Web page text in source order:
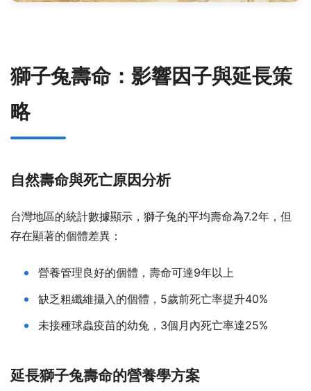
獅子兔壽命：影響因子與延長策
略
自然壽命與死亡原因分析
台灣地區的統計數據顯示，獅子兔的平均壽命為7.2年，但
存在顯著的個體差異：
營養管理良好的個體，壽命可達9年以上
缺乏粗纖維攝入的個體，5歲前死亡率提升40%
未接種球蟲疫苗的幼兔，3個月內死亡率達25%
延長獅子兔壽命的營養學方案